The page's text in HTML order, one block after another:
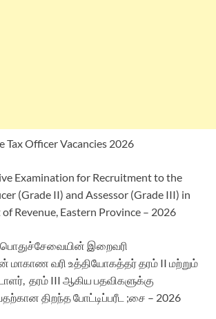
Tax Officer Vacancies 2026
Examination for Recruitment to the
(Grade II) and Assessor (Grade III) in
Revenue, Eastern Province – 2026
இறைவரி
வரி உத்தியோகத்தர் தரம் II மற்றும்
தரம் III ஆகிய பதவிகளுக்கு
திறந்த போட்டிப்பரீட ;சை – 2026